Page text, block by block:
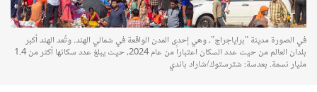
في الصورة مدينة "براياجراج"، وهي إحدى المدن الواقعة في شمالي الهند. وتُعد الهند أكبر
بلدان العالم من حيث عدد السكان اعتباراً من عام 2024، حيث يبلغ عدد سكانها أكثر من 1.4
مليار نسمة. بعدسة: شترستوك/شاراد باندي